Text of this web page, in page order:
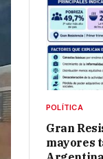
POLÍTICA
Gran
mayores